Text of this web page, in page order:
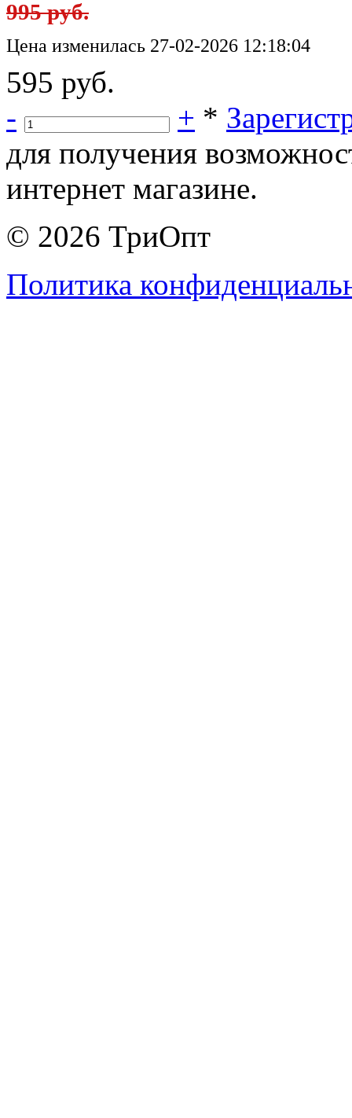
995 руб.
Цена изменилась 27-02-2026 12:18:04
595 руб.
-
+ *
для получения
интернет магазине.
© 2026 ТриОпт
Политика